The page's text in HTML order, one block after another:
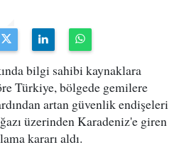
bilgi sahibi kaynaklara
Türkiye, bölgede gemilere
artan güvenlik endişeleri
üzerinden Karadeniz'e giren
kararı aldı.